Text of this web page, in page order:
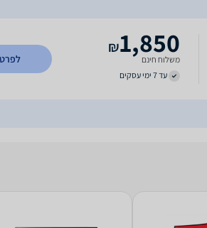
1,850
₪
משלוח חינם
עד 7 ימי עסקים